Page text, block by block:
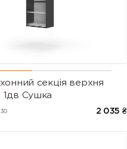
секцiя верхня
Сушка
2 035 ₴